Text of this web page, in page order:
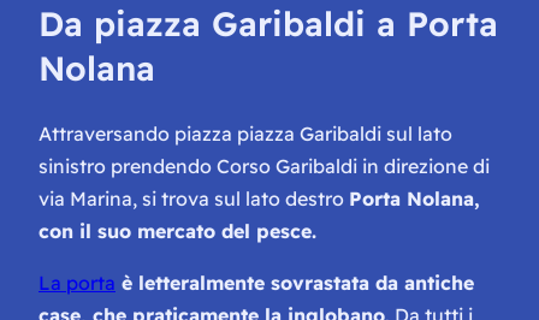
Da piazza Garibaldi a Porta
Nolana
Attraversando piazza piazza Garibaldi sul lato
sinistro prendendo Corso Garibaldi in direzione di
via Marina, si trova sul lato destro Porta Nolana,
con il suo mercato del pesce.
La porta è letteralmente sovrastata da antiche
case, che praticamente la inglobano. Da tutti i